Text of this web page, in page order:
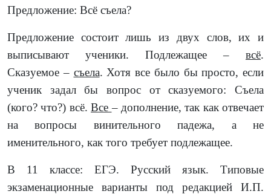
Предложение: Всё съела?
Предложение состоит лишь из двух слов, их и
выписывают ученики. Подлежащее – всё.
Сказуемое – съела. Хотя все было бы просто, если
ученик задал бы вопрос от сказуемого: Съела
(кого? что?) всё.Все– дополнение, так как отвечает
на вопросы винительного падежа, а не
именительного, как того требует подлежащее.
В 11 классе: ЕГЭ. Русский язык. Типовые
экзаменационные варианты под редакцией И.П.